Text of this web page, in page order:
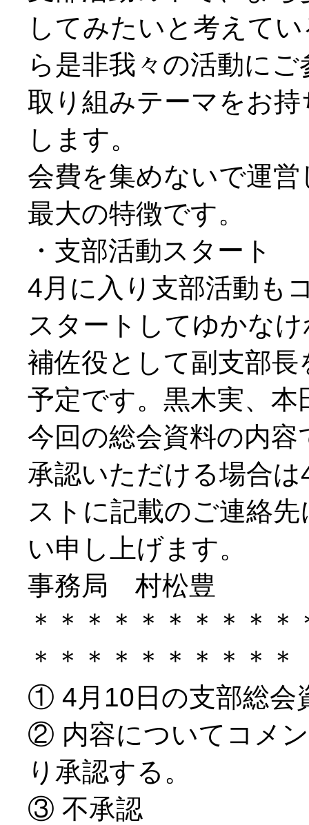
してみたいと考えて
ら是非我々の活動に
取り組みテーマをお
します。
会費を集めないで運
最大の特徴です。
・支部活動スタート
4月に入り支部活動も
スタートしてゆかな
補佐役として副支部
予定です。黒木実、本
今回の総会資料の内
承認いただける場合
ストに記載のご連絡
い申し上げます。
事務局 村松豊
＊＊＊＊＊＊＊＊＊
＊＊＊＊＊＊＊＊＊＊
① 4月10日の支部総会
② 内容についてコメ
り承認する。
③ 不承認